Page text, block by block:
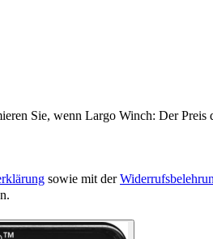
Sie, wenn Largo Winch: Der
sowie mit der